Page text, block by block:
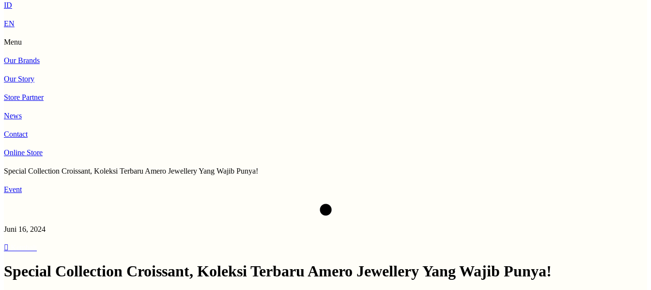
ID
EN
Menu
Our Brands
Our Story
Store Partner
News
Contact
Online Store
Special Collection Croissant, Koleksi Terbaru Amero Jewellery Yang Wajib Punya!
Event
Juni 16, 2024
Special Collection Croissant, Koleksi Terbaru Amero Jewellery Yang Wajib Punya!